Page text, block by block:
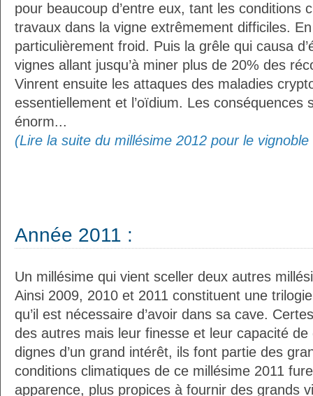
pour beaucoup d’entre eux, tant les conditions
travaux dans la vigne extrêmement difficiles.
particulièrement froid. Puis la grêle qui causa
vignes allant jusqu’à miner plus de 20% des
Vinrent ensuite les attaques des maladies
essentiellement et l’oïdium. Les conséquences
énorm...
(Lire la suite du millésime 2012 pour le
Année 2011 :
Un millésime qui vient sceller deux autres
Ainsi 2009, 2010 et 2011 constituent une
qu’il est nécessaire d’avoir dans sa cave.
des autres mais leur finesse et leur capacité
dignes d’un grand intérêt, ils font partie des
conditions climatiques de ce millésime 2011
apparence, plus propices à fournir des grands